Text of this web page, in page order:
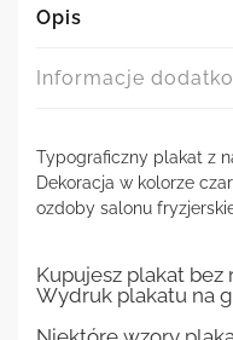
Opis
Informacje
Typograficzny plakat z
Dekoracja w kolorze
ozdoby salonu
Kupujesz plakat bez
Wydruk plakatu na